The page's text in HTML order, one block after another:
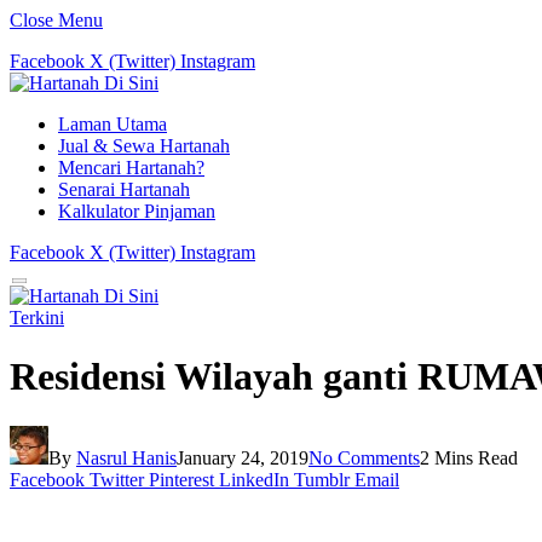
Close Menu
Facebook X (Twitter) Instagram
Laman Utama
Jual & Sewa Hartanah
Mencari Hartanah?
Senarai Hartanah
Kalkulator Pinjaman
Facebook X (Twitter) Instagram
Terkini
Residensi Wilayah ganti
By Nasrul HanisJanuary 24, 2019No Comments2 Mins Read
Facebook Twitter Pinterest LinkedIn Tumblr Email